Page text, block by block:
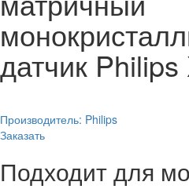
датчик
Производитель: Philips
Заказать
Подходит для